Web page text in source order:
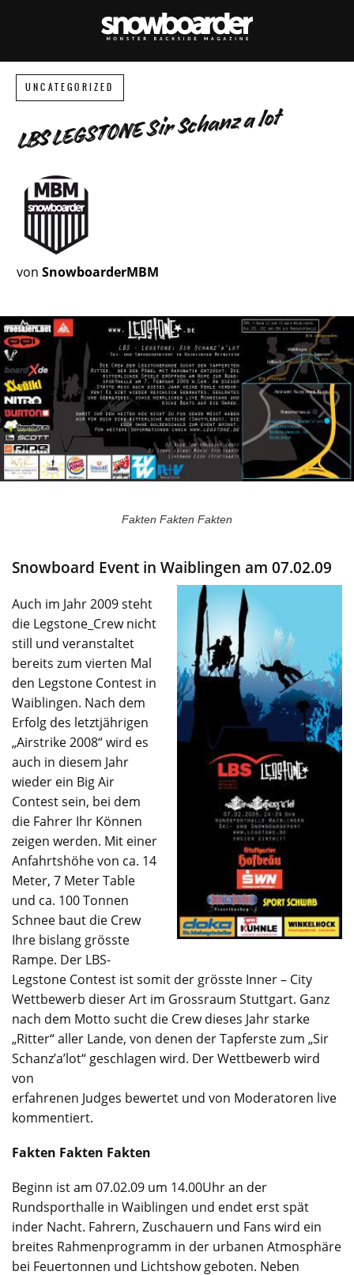
UNCATEGORIZED
LBS LEGSTONE Sir Schanz a lot
von SnowboarderMBM
Fakten Fakten Fakten
Snowboard Event in Waiblingen am 07.02.09
Auch im Jahr 2009 steht
die Legstone_Crew nicht
still und veranstaltet
bereits zum vierten Mal
den Legstone Contest in
Waiblingen. Nach dem
Erfolg des letztjährigen
„Airstrike 2008“ wird es
auch in diesem Jahr
wieder ein Big Air
Contest sein, bei dem
die Fahrer Ihr Können
zeigen werden. Mit einer
Anfahrtshöhe von ca. 14
Meter, 7 Meter Table
und ca. 100 Tonnen
Schnee baut die Crew
Ihre bislang grösste
Rampe. Der LBS-
Legstone Contest ist somit der grösste Inner – City
Wettbewerb dieser Art im Grossraum Stuttgart. Ganz
nach dem Motto sucht die Crew dieses Jahr starke
„Ritter“ aller Lande, von denen der Tapferste zum „Sir
Schanz’a’lot“ geschlagen wird. Der Wettbewerb wird
von
erfahrenen Judges bewertet und von Moderatoren live
kommentiert.
Fakten Fakten Fakten
Beginn ist am 07.02.09 um 14.00Uhr an der
Rundsporthalle in Waiblingen und endet erst spät
inder Nacht. Fahrern, Zuschauern und Fans wird ein
breites Rahmenprogramm in der urbanen Atmosphäre
bei Feuertonnen und Lichtshow geboten. Neben